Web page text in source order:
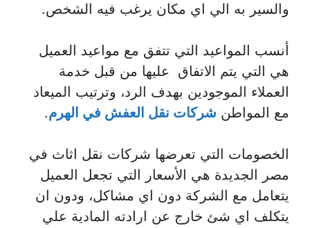
والسير به الي اي مكان يرغب فيه الشخص.
أنسب المواعيد التي تتفق مع مواعيد العميل
هي التي يتم الاتفاق عليها من قبل خدمة
العملاء الموجودين بهدف الرد، وترتيب الميعاد
مع المواطن شركات نقل العفش في الهرم.
الخصومات التي تعرضها شركات نقل اثاث في
مصر الجديدة هي الأسعار التي تجعل العميل
يتعامل مع الشركة دون اي مشاكل، ودون ان
يتكلف اي شئ خارج عن ارادته المادية علي